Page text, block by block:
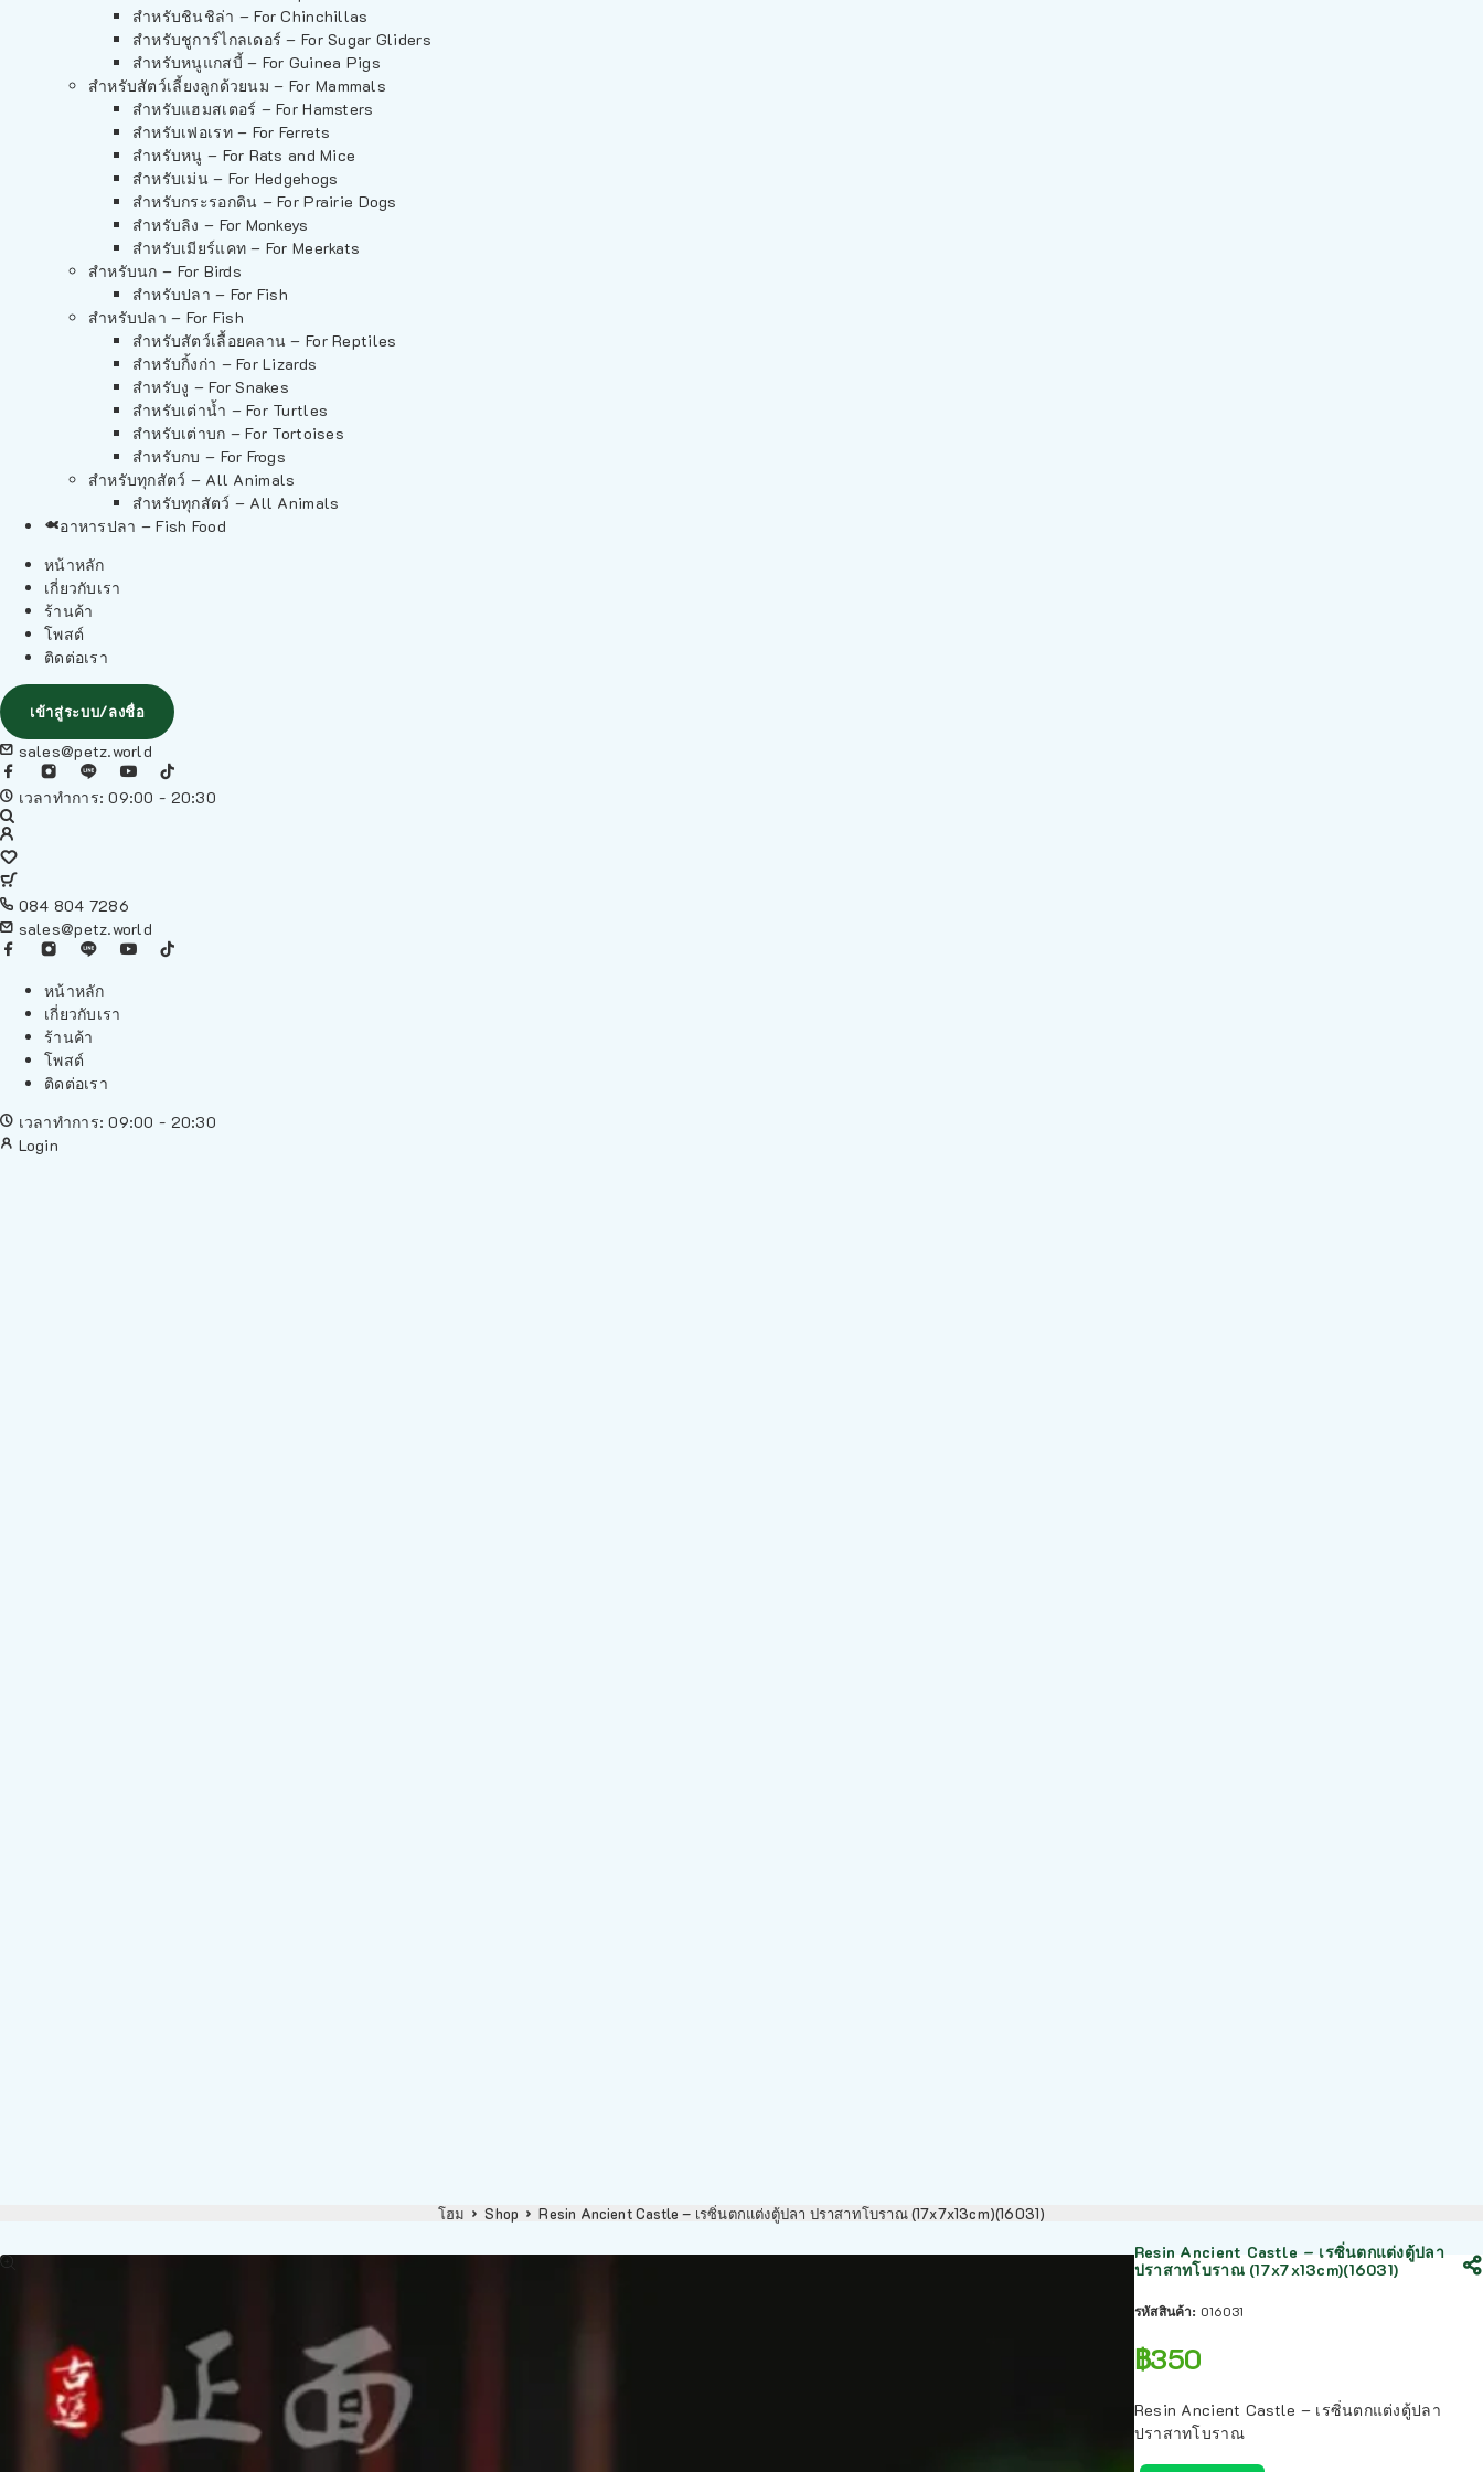
สำหรับชินชิล่า – For Chinchillas
สำหรับชูการ์ไกลเดอร์ – For Sugar Gliders
สำหรับหนูแกสบี้ – For Guinea Pigs
สำหรับสัตว์เลี้ยงลูกด้วยนม – For Mammals
สำหรับแฮมสเตอร์ – For Hamsters
สำหรับเฟอเรท – For Ferrets
สำหรับหนู – For Rats and Mice
สำหรับเม่น – For Hedgehogs
สำหรับกระรอกดิน – For Prairie Dogs
สำหรับลิง – For Monkeys
สำหรับเมียร์แคท – For Meerkats
สำหรับนก – For Birds
สำหรับปลา – For Fish
สำหรับปลา – For Fish
สำหรับสัตว์เลื้อยคลาน – For Reptiles
สำหรับกิ้งก่า – For Lizards
สำหรับงู – For Snakes
สำหรับเต่าน้ำ – For Turtles
สำหรับเต่าบก – For Tortoises
สำหรับกบ – For Frogs
สำหรับทุกสัตว์ – All Animals
สำหรับทุกสัตว์ – All Animals
อาหารปลา – Fish Food
หน้าหลัก
เกี่ยวกับเรา
ร้านค้า
โพสต์
ติดต่อเรา
เข้าสู่ระบบ/ลงชื่อ
sales@petz.world
เวลาทำการ: 09:00 - 20:30
084 804 7286
sales@petz.world
หน้าหลัก
เกี่ยวกับเรา
ร้านค้า
โพสต์
ติดต่อเรา
เวลาทำการ: 09:00 - 20:30
Login
โฮม Shop Resin Ancient Castle – เรซิ่นตกแต่งตู้ปลา ปราสาทโบราณ (17x7x13cm)(16031)
Resin Ancient Castle – เรซิ่นตกแต่งตู้ปลา
ปราสาทโบราณ (17x7x13cm)(16031)
รหัสสินค้า: 016031
฿350
Resin Ancient Castle – เรซิ่นตกแต่งตู้ปลา
ปราสาทโบราณ